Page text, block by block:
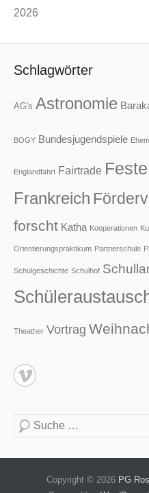
2026
Schlagwörter
AG's Astronomie
BOGY Bundesjugendspiele
Englandfahrt Fairtrade Feste
Frankreich
forscht Katha Kooperationen
Orientierungspraktikum Partnerschule
Schulgeschichte Schulhof
Theather Vortrag
Suche
Copyright © 2026 PG